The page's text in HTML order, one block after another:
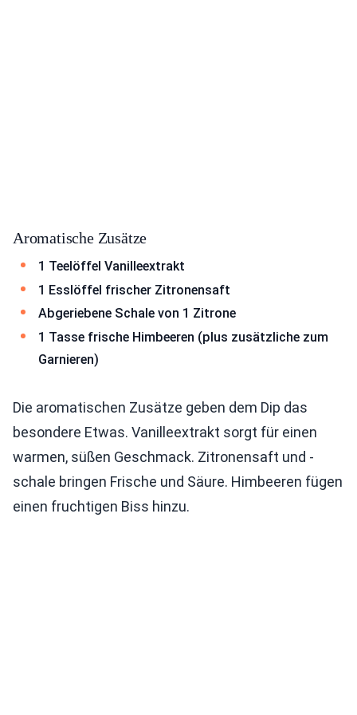
Aromatische Zusätze
1 Teelöffel Vanilleextrakt
1 Esslöffel frischer Zitronensaft
Abgeriebene Schale von 1 Zitrone
1 Tasse frische Himbeeren (plus zusätzliche zum
Garnieren)
Die aromatischen Zusätze geben dem Dip das
besondere Etwas. Vanilleextrakt sorgt für einen
warmen, süßen Geschmack. Zitronensaft und -
schale bringen Frische und Säure. Himbeeren fügen
einen fruchtigen Biss hinzu.